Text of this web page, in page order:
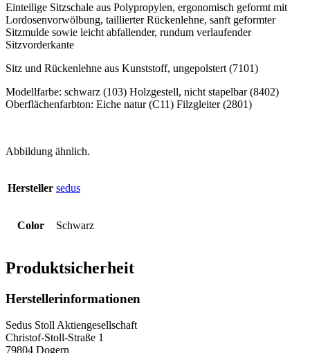
Einteilige Sitzschale aus Polypropylen, ergonomisch geformt mit
Lordosenvorwölbung, taillierter Rückenlehne, sanft geformter
Sitzmulde sowie leicht abfallender, rundum verlaufender
Sitzvorderkante
Sitz und Rückenlehne aus Kunststoff, ungepolstert (7101)
Modellfarbe: schwarz (103) Holzgestell, nicht stapelbar (8402)
Oberflächenfarbton: Eiche natur (C11) Filzgleiter (2801)
Abbildung ähnlich.
Hersteller sedus
Color Schwarz
Produktsicherheit
Herstellerinformationen
Sedus Stoll Aktiengesellschaft
Christof-Stoll-Straße 1
79804 Dogern